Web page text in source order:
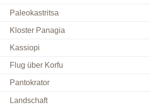
Paleokastritsa
Kloster Panagia
Kassiopi
Flug über Korfu
Pantokrator
Landschaft